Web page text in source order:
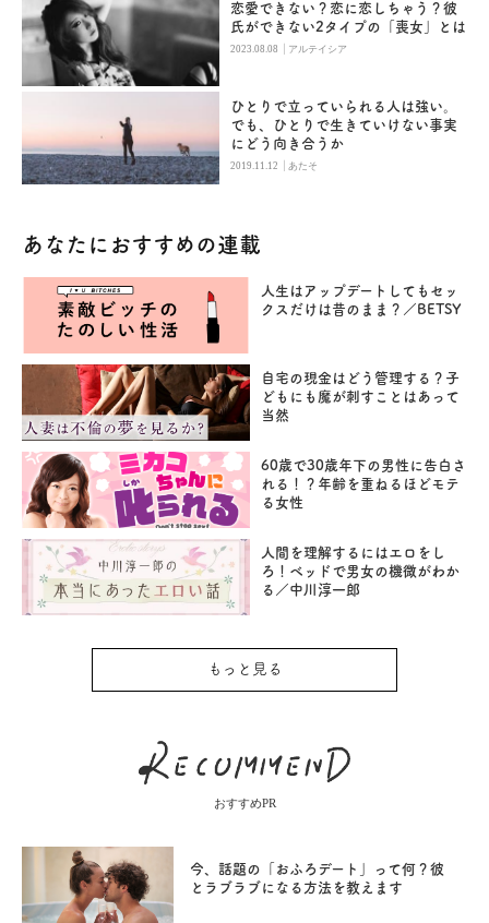
恋愛できない？恋に恋しちゃう？彼
氏ができない2タイプの「喪女」とは
2023.08.08 | アルテイシア
ひとりで立っていられる人は強い。
でも、ひとりで生きていけない事実
にどう向き合うか
2019.11.12 |あたそ
あなたにおすすめの連載
人生はアップデートしてもセッ
クスだけは昔のまま？／BETSY
自宅の現金はどう管理する？子
どもにも魔が刺すことはあって
当然
60歳で30歳年下の男性に告白さ
れる！？年齢を重ねるほどモテ
る女性
人間を理解するにはエロをし
ろ！ベッドで男女の機微がわか
る／中川淳一郎
もっと見る
おすすめPR
今、話題の「おふろデート」って何？彼
とラブラブになる方法を教えます